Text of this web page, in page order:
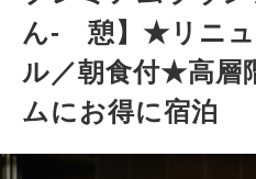
ん- 憩】★リニュ
ル／朝食付★高層
ムにお得に宿泊